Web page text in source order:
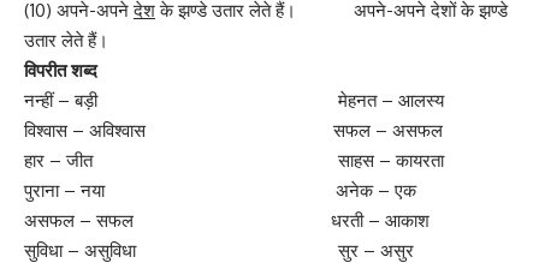
(10) अपने-अपनेदेशके झण्डे उतार लेते हैं। अपने-अपने देशों के झण्डे
उतार लेते हैं।
विपरीत शब्द
नन्हीं – बड़ी मेहनत – आलस्य
विश्वास – अविश्वास सफल – असफल
हार – जीत साहस – कायरता
पुराना – नया अनेक – एक
असफल – सफल धरती – आकाश
सुविधा – असुविधा सुर – असुर